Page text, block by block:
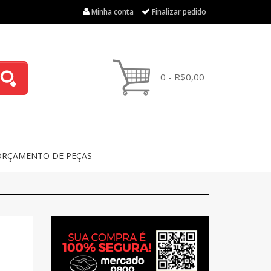
Minha conta Finalizar pedido
0 - R$0,00
DE PEÇAS